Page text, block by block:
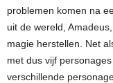
problemen komen na
uit de wereld,
magie herstellen. Net
met dus vijf
verschillende